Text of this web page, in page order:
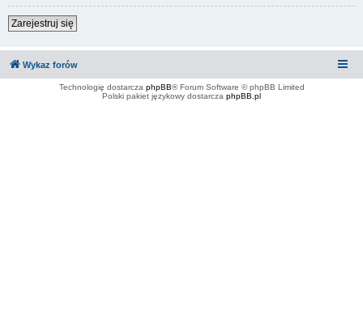
Zarejestruj się
Wykaz forów
Technologię dostarcza phpBB® Forum Software © phpBB Limited
Polski pakiet językowy dostarcza phpBB.pl